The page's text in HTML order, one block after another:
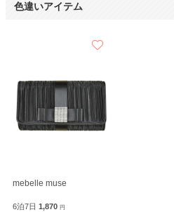
色違いアイテム
mebelle muse
6泊7日 1,870 円